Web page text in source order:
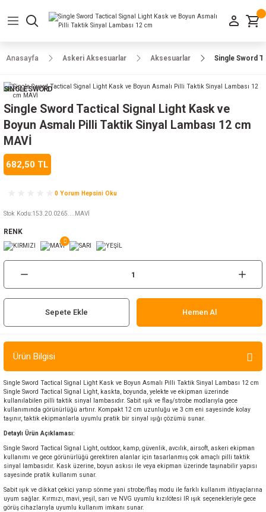
Geri Dön
Geri Dön
Combat
Geri Dön
Geri Dön
Geri Dön
Geri Dön
Geri Dön
Anasayfa Askeri Aksesuarlar Aksesuarlar Single Sword
SINGLE SWORD
Single Sword Tactical Signal Light Kask ve
Boyun Asmalı Pilli Taktik Sinyal Lambası 12 cm
MAVİ
682,50 TL
0 Yorum Hepsini Oku
Stok Kodu:153.20.0265....MAVİ
RENK
Sepete Ekle Hemen Al
Ürün Bilgisi
Single Sword Tactical Signal Light Kask ve Boyun Asmalı Pilli Taktik Sinyal Lambası 12 cm
Single Sword Tactical Signal Light, kaskta, boyunda, yelekte ve ekipman üzerinde
kullanılabilen pilli taktik sinyal lambasıdır. Sabit ışık ve flaş/strobe modlarıyla gece
kullanımında görünürlüğü artırır. Kompakt 12 cm uzunluğu ve 3 cm eni sayesinde kolay
taşınır, taktik ekipmanlarla uyumlu pratik bir sinyal ışığı çözümü sunar.
Detaylı Ürün Açıklaması:
Single Sword Tactical Signal Light, outdoor, kamp, güvenlik, avcılık, airsoft, askeri ekipman
kullanımı ve gece görünürlüğü gerektiren alanlar için tasarlanmış çok amaçlı pilli taktik
sinyal lambasıdır. Kask üzerine, boyun askısı ile veya ekipman üzerinde taşınabilir yapısı
sayesinde pratik kullanım sunar.
Sabit ışık ve dikkat çekici yanıp sönme yani strobe/flaş modu ile farklı kullanım ihtiyaçlarına
uyum sağlar. Kırmızı, mavi, yeşil, sarı ve NVG uyumlu kızılötesi IR ışık seçenekleriyle gece
görüş cihazlarıyla uyumlu kullanım imkanı sunar.